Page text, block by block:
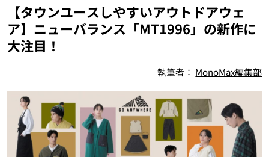
【タウンユースしやすいアウトドアウェ
ア】ニューバランス「MT1996」の新作に
大注目！
執筆者： MonoMax編集部